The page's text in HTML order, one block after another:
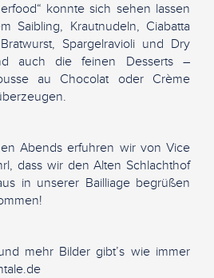
konnte sich sehen lassen
Saibling, Krautnudeln, Ciabatta
Spargelravioli und Dry
auch die feinen Desserts –
au Chocolat oder Crème
Abends erfuhren wir von Vice
dass wir den Alten Schlachthof
in unserer Bailliage begrüßen
mehr Bilder gibt’s wie immer